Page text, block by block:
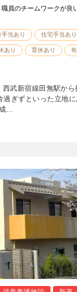
員のチームワークが良
当あり 住宅手当あり
あり 育休あり
武新宿線田無駅か
ぎずといった立地に
…